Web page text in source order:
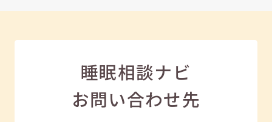
睡眠相談ナビ
お問い合わせ先